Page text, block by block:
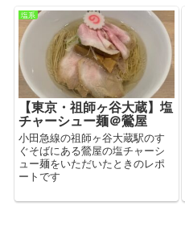
塩系
【東京・祖師ヶ谷大蔵】塩
チャーシュー麺＠鶯屋
小田急線の祖師ヶ谷大蔵駅のす
ぐそばにある鶯屋の塩チャーシ
ュー麺をいただいたときのレポ
ートです